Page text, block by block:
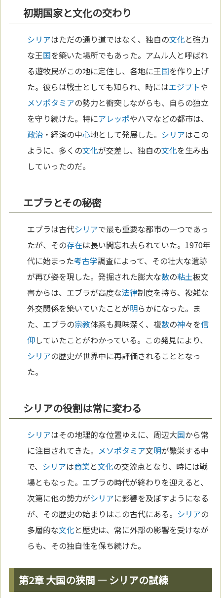
初期国家と文化の交わり
シリアはただの通り道ではなく、独自の文化と強力
な王国を築いた場所でもあった。アムル人と呼ばれ
る遊牧民がこの地に定住し、各地に王国を作り上げ
た。彼らは戦士としても知られ、時にはエジプトや
メソポタミアの勢力と衝突しながらも、自らの独立
を守り続けた。特にアレッポやハマなどの都市は、
政治 ・経済の中心地として発展した。 シリアはこの
ように、多くの文化が交差し、独自の文化を生み出
していったのだ。
エブラとその秘密
エブラは古代シリアで最も重要な都市の一つであっ
たが、その存在は長い間忘れ去られていた。1970年
代に始まった考古学調査によって、その壮大な遺跡
が再び姿を現した。発掘された膨大な数の粘土板文
書からは、エブラが高度な法律制度を持ち、複雑な
外交関係を築いていたことが明らかになった。ま
た、エブラの宗教体系も興味深く、複数の神々を信
仰していたことがわかっている。この発見により、
シリアの歴史が世界中に再評価されることとなっ
た。
シリアの役割は常に変わる
シリアはその地理的な位置ゆえに、周辺大国から常
に注目されてきた。 メソポタミア文明が繁栄する中
で、 シリアは商業と文化の交流点となり、時には戦
場ともなった。エブラの時代が終わりを迎えると、
次第に他の勢力がシリアに影響を及ぼすようになる
が、その歴史の始まりはこの古代にある。 シリアの
多層的な文化と歴史は、常に外部の影響を受けなが
らも、その独自性を保ち続けた。
第2章 大国の狭間 ― シリアの試練